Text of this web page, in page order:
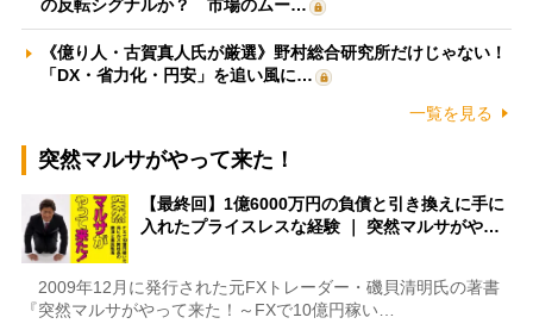
の反転シグナルか？ 市場のムー…
《億り人・古賀真人氏が厳選》野村総合研究所だけじゃない！
「DX・省力化・円安」を追い風に…
一覧を見る
突然マルサがやって来た！
【最終回】1億6000万円の負債と引き換えに手に
入れたプライスレスな経験 ｜ 突然マルサがや…
2009年12月に発行された元FXトレーダー・磯貝清明氏の著書
『突然マルサがやって来た！～FXで10億円稼い…